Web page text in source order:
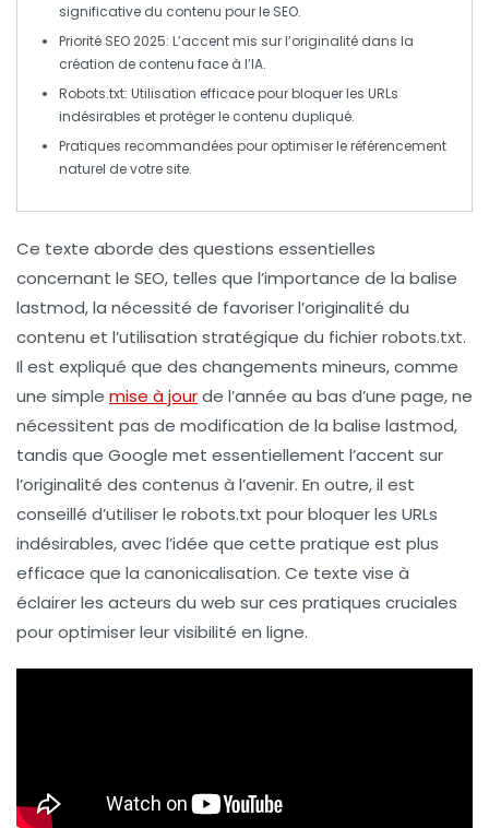
significative du contenu pour le SEO.
Priorité SEO 2025: L’accent mis sur l’originalité dans la
création de contenu face à l’IA.
Robots.txt: Utilisation efficace pour bloquer les URLs
indésirables et protéger le contenu dupliqué.
Pratiques recommandées pour optimiser leréférencement
naturel de votre site.
Ce texte aborde des questions essentielles
concernant le SEO, telles que l’importance de la balise
lastmod, la nécessité de favoriser l’originalité du
contenu et l’utilisation stratégique du fichierrobots.txt.
Il est expliqué que des changements mineurs, comme
une simple mise à jourde l’année au bas d’une page, ne
nécessitent pas de modification de la balise lastmod,
tandis que Google met essentiellement l’accent sur
l’originalité des contenus à l’avenir. En outre, il est
conseillé d’utiliser le robots.txt pour bloquer les URLs
indésirables, avec l’idée que cette pratique est plus
efficace que la canonicalisation. Ce texte vise à
éclairer les acteurs du web sur ces pratiques cruciales
pour optimiser leur visibilité en ligne.